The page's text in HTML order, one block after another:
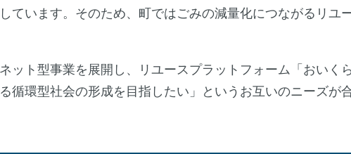
ています。そのため、町ではごみの減量化につながるリユ
ット型事業を展開し、リユースプラットフォーム「おいく
循環型社会の形成を目指したい」というお互いのニーズが